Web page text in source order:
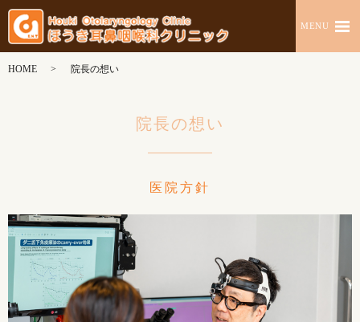
MENU
HOME 院長の想い
院長の想い
医院方針